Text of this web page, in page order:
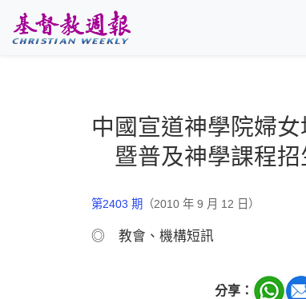
中國宣道神學院婦
暨普及神學課程招
第2403 期 （2010 年 9 月 12 日）
◎ 教會、機構短訊
分享：